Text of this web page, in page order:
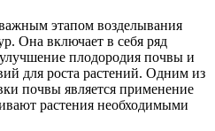
этапом возделывания
Она включает в себя ряд
плодородия почвы и
для роста растений. Одним из
почвы является применение
растения необходимыми